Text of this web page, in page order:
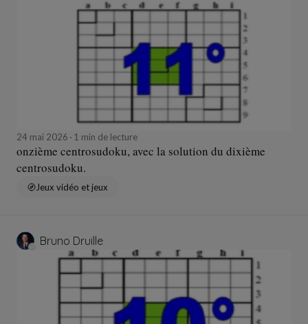
24 mai 2026 1 min de lecture
onzième centrosudoku, avec la solution du dixième
centrosudoku.
Jeux vidéo et jeux
Bruno Druille